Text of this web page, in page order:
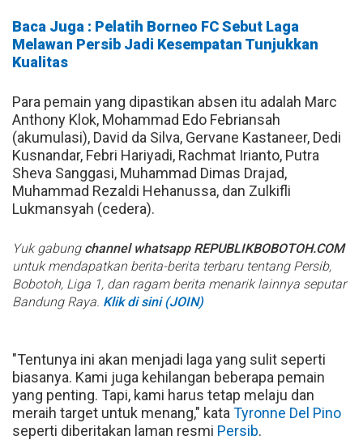
Baca Juga : Pelatih Borneo FC Sebut Laga
Melawan Persib Jadi Kesempatan Tunjukkan
Kualitas
Para pemain yang dipastikan absen itu adalah Marc
Anthony Klok, Mohammad Edo Febriansah
(akumulasi), David da Silva, Gervane Kastaneer, Dedi
Kusnandar, Febri Hariyadi, Rachmat Irianto, Putra
Sheva Sanggasi, Muhammad Dimas Drajad,
Muhammad Rezaldi Hehanussa, dan Zulkifli
Lukmansyah (cedera).
Yuk gabung channel whatsapp REPUBLIKBOBOTOH.COM
untuk mendapatkan berita-berita terbaru tentang Persib,
Bobotoh, Liga 1, dan ragam berita menarik lainnya seputar
Bandung Raya. Klik di sini (JOIN)
"Tentunya ini akan menjadi laga yang sulit seperti
biasanya. Kami juga kehilangan beberapa pemain
yang penting. Tapi, kami harus tetap melaju dan
meraih target untuk menang," kata Tyronne Del Pino
seperti diberitakan laman resmi Persib.